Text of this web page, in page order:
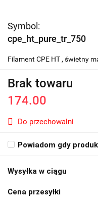
Symbol:
cpe_ht_pure_tr_750
Filament CPE HT , świetny
Brak towaru
174.00
Do przechowalni
Powiadom gdy
Wysyłka w ciągu
Cena przesyłki